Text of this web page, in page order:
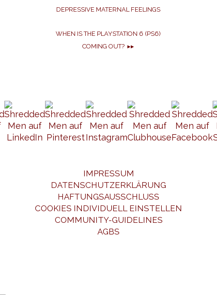
DEPRESSIVE MATERNAL FEELINGS
WHEN IS THE PLAYSTATION 6 (PS6)
COMING OUT? ▸▸
IMPRESSUM
DATENSCHUTZERKLÄRUNG
HAFTUNGSAUSSCHLUSS
COOKIES INDIVIDUELL EINSTELLEN
COMMUNITY-GUIDELINES
AGBS